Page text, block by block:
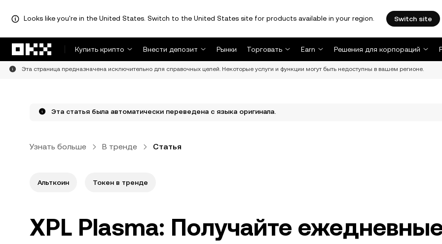
Looks like you're in the United States. Switch to the United States site for products available in your region. Switch site
Купить крипто
Внести депозит Рынки Торговать Earn Решения для корпораций
Эта страница предназначена исключительно для справочных целей. Некоторые услуги и функции могут быть недоступны в вашем регионе.
Эта статья была автоматически переведена с языка оригинала.
Узнать больше В тренде Статья
Альткоин Токен в тренде
XPL Plasma: Получайте